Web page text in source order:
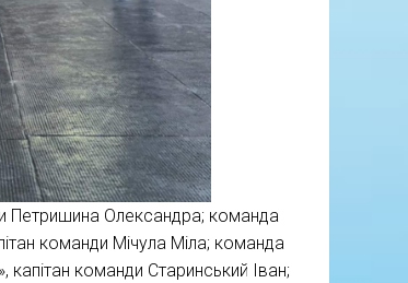
Петришина Олександра; команда
команди Мічула Міла; команда
капітан команди Старинський Іван;